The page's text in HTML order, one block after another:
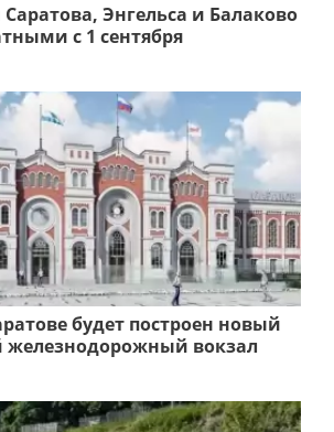
Энгельса и Балаково
с 1 сентября
будет построен новый
вокзал